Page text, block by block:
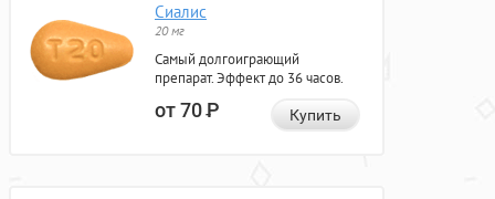
Сиалис
20 мг
Самый долгоиграющий
препарат. Эффект до 36 часов.
от 70Р Купить